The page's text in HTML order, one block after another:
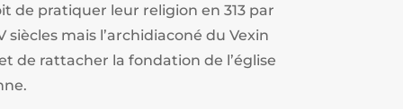
de pratiquer leur religion en 313 par
mais l’archidiaconé du Vexin
de rattacher la fondation de l’église